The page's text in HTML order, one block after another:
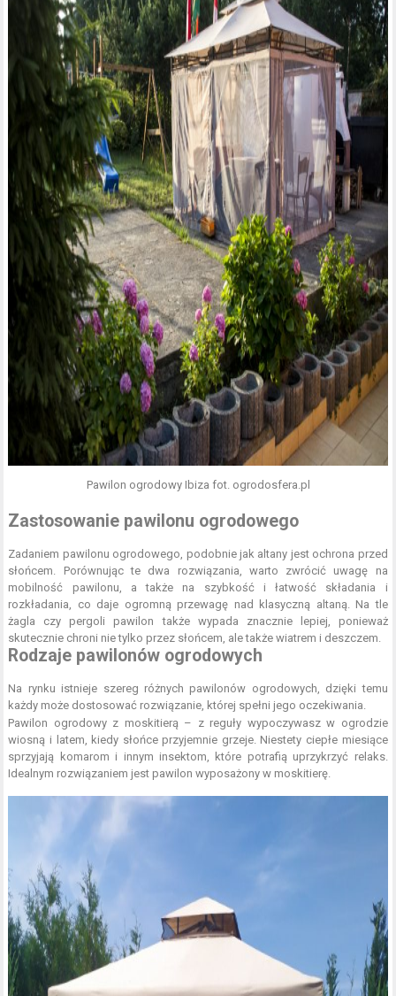
Pawilon ogrodowy Ibiza fot. ogrodosfera.pl
Zastosowanie pawilonu ogrodowego
Zadaniem pawilonu ogrodowego, podobnie jak altany jest ochrona przed
słońcem. Porównując te dwa rozwiązania, warto zwrócić uwagę na
mobilność pawilonu, a także na szybkość i łatwość składania i
rozkładania, co daje ogromną przewagę nad klasyczną altaną. Na tle
żagla czy pergoli pawilon także wypada znacznie lepiej, ponieważ
skutecznie chroni nie tylko przez słońcem, ale także wiatrem i deszczem.
Rodzaje pawilonów ogrodowych
Na rynku istnieje szereg różnych pawilonów ogrodowych, dzięki temu
każdy może dostosować rozwiązanie, której spełni jego oczekiwania.
Pawilon ogrodowy z moskitierą – z reguły wypoczywasz w ogrodzie
wiosną i latem, kiedy słońce przyjemnie grzeje. Niestety ciepłe miesiące
sprzyjają komarom i innym insektom, które potrafią uprzykrzyć relaks.
Idealnym rozwiązaniem jest pawilon wyposażony w moskitierę.